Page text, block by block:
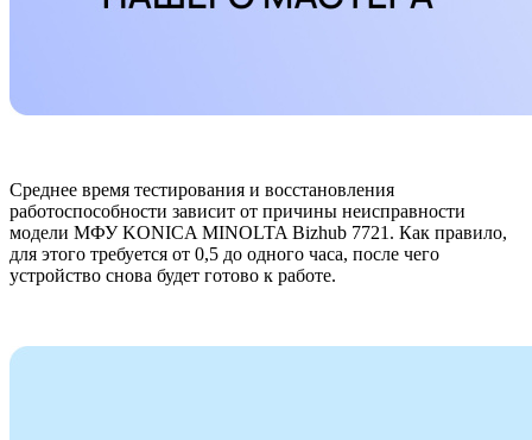
Среднее время тестирования и восстановления
работоспособности зависит от причины неисправности
модели МФУ KONICA MINOLTA Bizhub 7721. Как правило,
для этого требуется от 0,5 до одного часа, после чего
устройство снова будет готово к работе.